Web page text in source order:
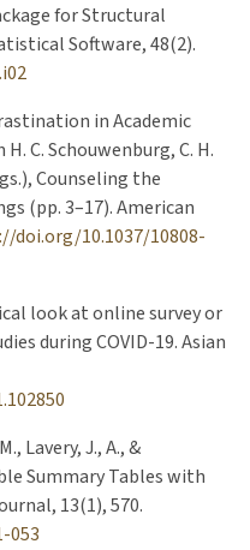
for Structural
Software, 48(2).
in Academic
C. Schouwenburg, C. H.
Counseling the
(pp. 3–17). American
doi.org/10.1037/10808-
look at online survey or
during COVID-19. Asian
Lavery, J., A., &
Summary Tables with
13(1), 570.
053